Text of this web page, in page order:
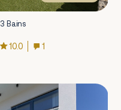
3 Bains
10.0 1